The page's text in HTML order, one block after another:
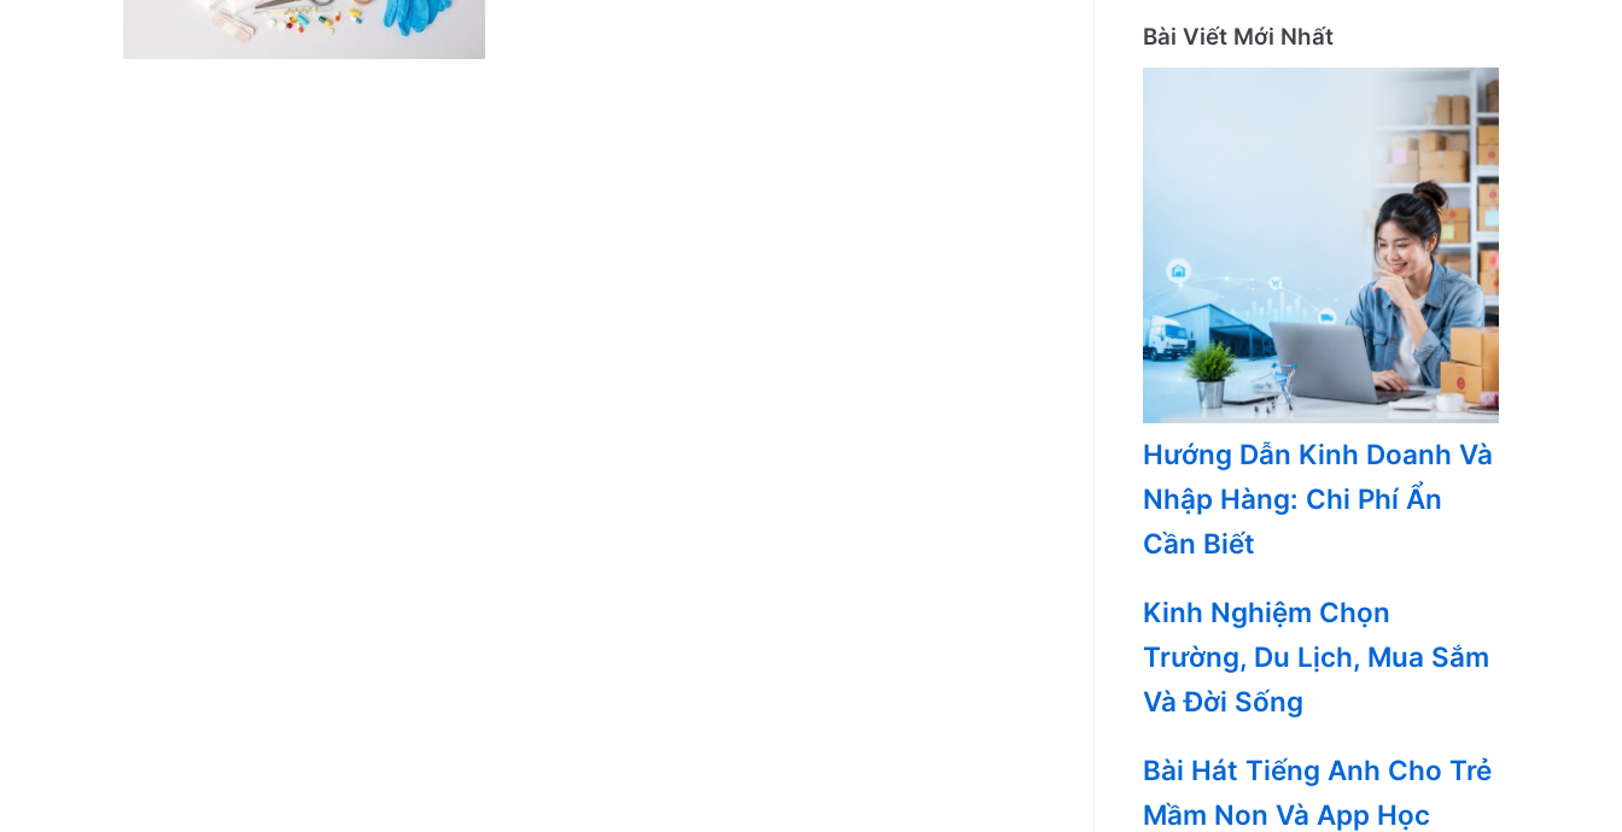
Bài Viết Mới Nhất
Hướng Dẫn Kinh Doanh Và
Nhập Hàng: Chi Phí Ẩn
Cần Biết
Kinh Nghiệm Chọn
Trường, Du Lịch, Mua Sắm
Và Đời Sống
Bài Hát Tiếng Anh Cho Trẻ
Mầm Non Và App Học